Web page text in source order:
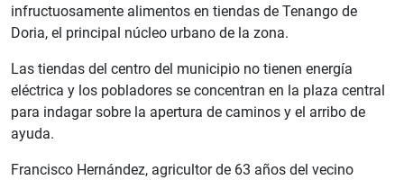
infructuosamente alimentos en tiendas de Tenango de
Doria, el principal núcleo urbano de la zona.
Las tiendas del centro del municipio no tienen energía
eléctrica y los pobladores se concentran en la plaza central
para indagar sobre la apertura de caminos y el arribo de
ayuda.
Francisco Hernández, agricultor de 63 años del vecino